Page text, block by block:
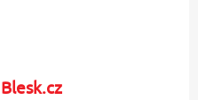
Blesk.cz